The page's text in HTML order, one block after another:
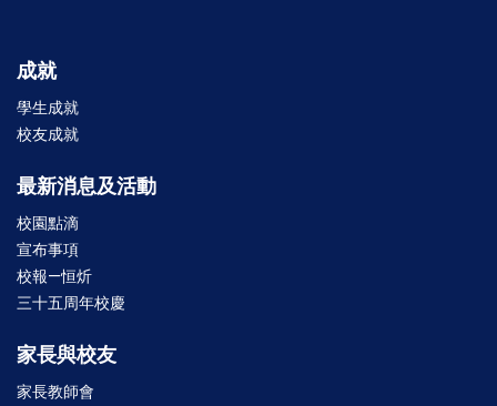
成就
學生成就
校友成就
最新消息及活動
校園點滴
宣布事項
校報—恒炘
三十五周年校慶
家長與校友
家長教師會